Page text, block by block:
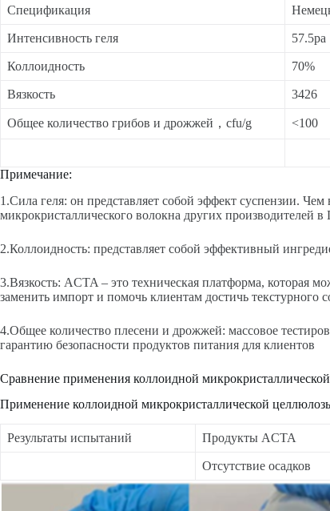
Спецификация
Интенсивность геля 57.5pa
Коллоидность 70%
Вязкость 3426
Общее количество грибов и дрожжей，cfu/g <100
Примечание:
1.Сила геля: он представляет собой эффект суспензии.
микрокристаллического волокна других
2.Коллоидность: представляет собой эффективный
3.Вязкость: ACTA – это техническая платформа, которая
заменить импорт и помочь клиентам достичь текстурного
4.Общее количество плесени и дрожжей: массовое
гарантию безопасности продуктов питания для клиентов
Сравнение применения коллоидной
Применение коллоидной микрокристаллической
Результаты испытаний Продукты ACTA
Отсутствие осадков